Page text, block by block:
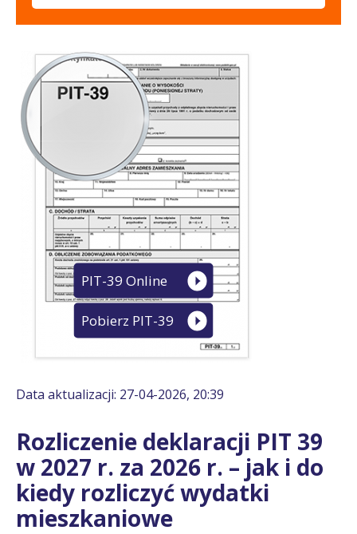
PIT-39 Online
Pobierz PIT-39
Data aktualizacji: 27-04-2026, 20:39
Rozliczenie deklaracji PIT 39
w 2027 r. za 2026 r. – jak i do
kiedy rozliczyć wydatki
mieszkaniowe